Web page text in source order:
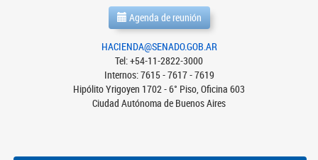
Agenda de reunión
HACIENDA@SENADO.GOB.AR
Tel: +54-11-2822-3000
Internos: 7615 - 7617 - 7619
Hipólito Yrigoyen 1702 - 6° Piso, Oficina 603
Ciudad Autónoma de Buenos Aires